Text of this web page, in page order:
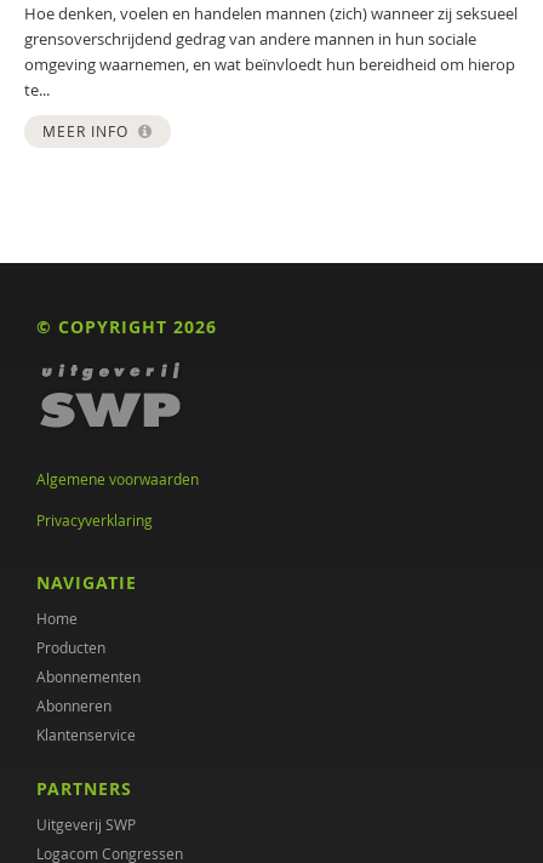
Hoe denken, voelen en handelen mannen (zich) wanneer zij seksueel
grensoverschrijdend gedrag van andere mannen in hun sociale
omgeving waarnemen, en wat beïnvloedt hun bereidheid om hierop
te...
MEER INFO
© COPYRIGHT 2026
Algemene voorwaarden
Privacyverklaring
NAVIGATIE
Home
Producten
Abonnementen
Abonneren
Klantenservice
PARTNERS
Uitgeverij SWP
Logacom Congressen